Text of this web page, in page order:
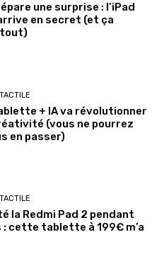
une surprise : l’iPad
en secret (et ça
+ IA va révolutionner
(vous ne pourrez
en passer)
la Redmi Pad 2 pendant
: cette tablette à 199€ m’a